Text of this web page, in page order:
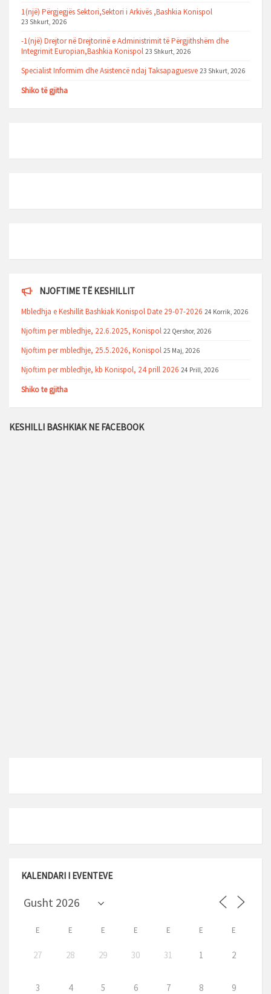
1(një) Përgjegjës Sektori,Sektori i Arkivës ,Bashkia Konispol
23 Shkurt, 2026
-1(një) Drejtor në Drejtorinë e Administrimit të Përgjithshëm dhe
Integrimit Europian,Bashkia Konispol 23 Shkurt, 2026
Specialist Informim dhe Asistencë ndaj Taksapaguesve 23 Shkurt, 2026
Shiko të gjitha
NJOFTIME TË KESHILLIT
Mbledhja e Keshillit Bashkiak Konispol Date 29-07-2026 24 Korrik, 2026
Njoftim per mbledhje, 22.6.2025, Konispol 22 Qershor, 2026
Njoftim per mbledhje, 25.5.2026, Konispol 25 Maj, 2026
Njoftim per mbledhje, kb Konispol, 24 prill 2026 24 Prill, 2026
Shiko te gjitha
KESHILLI BASHKIAK NE FACEBOOK
KALENDARI I EVENTEVE
E E E E E E E
27 28 29 30 31 1 2
3 4 5 6 7 8 9